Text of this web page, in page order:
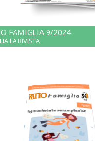
FAMIGLIA 9/2024
LA RIVISTA